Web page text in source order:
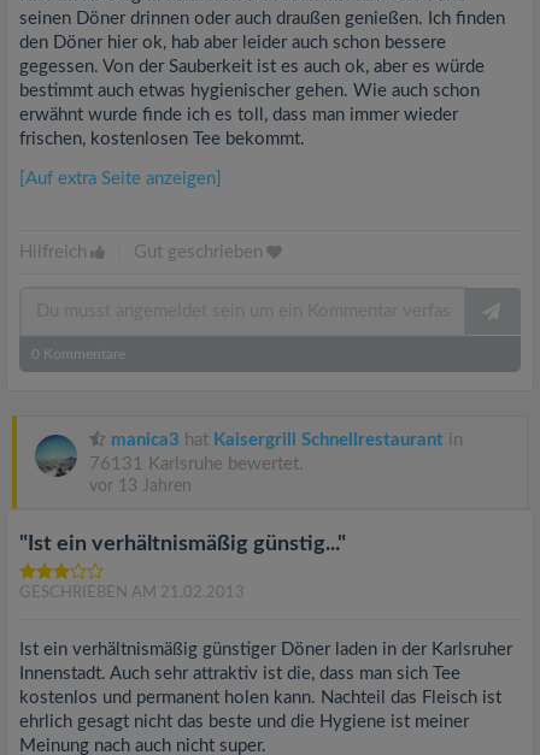
seinen Döner drinnen oder auch draußen genießen. Ich finden
den Döner hier ok, hab aber leider auch schon bessere
gegessen. Von der Sauberkeit ist es auch ok, aber es würde
bestimmt auch etwas hygienischer gehen. Wie auch schon
erwähnt wurde finde ich es toll, dass man immer wieder
frischen, kostenlosen Tee bekommt.
[Auf extra Seite anzeigen]
Hilfreich Gut geschrieben
0 Kommentare
manica3 hat Kaisergrill Schnellrestaurant in
76131 Karlsruhe bewertet.
vor 13 Jahren
"Ist ein verhältnismäßig günstig..."
GESCHRIEBEN AM 21.02.2013
Ist ein verhältnismäßig günstiger Döner laden in der Karlsruher
Innenstadt. Auch sehr attraktiv ist die, dass man sich Tee
kostenlos und permanent holen kann. Nachteil das Fleisch ist
ehrlich gesagt nicht das beste und die Hygiene ist meiner
Meinung nach auch nicht super.